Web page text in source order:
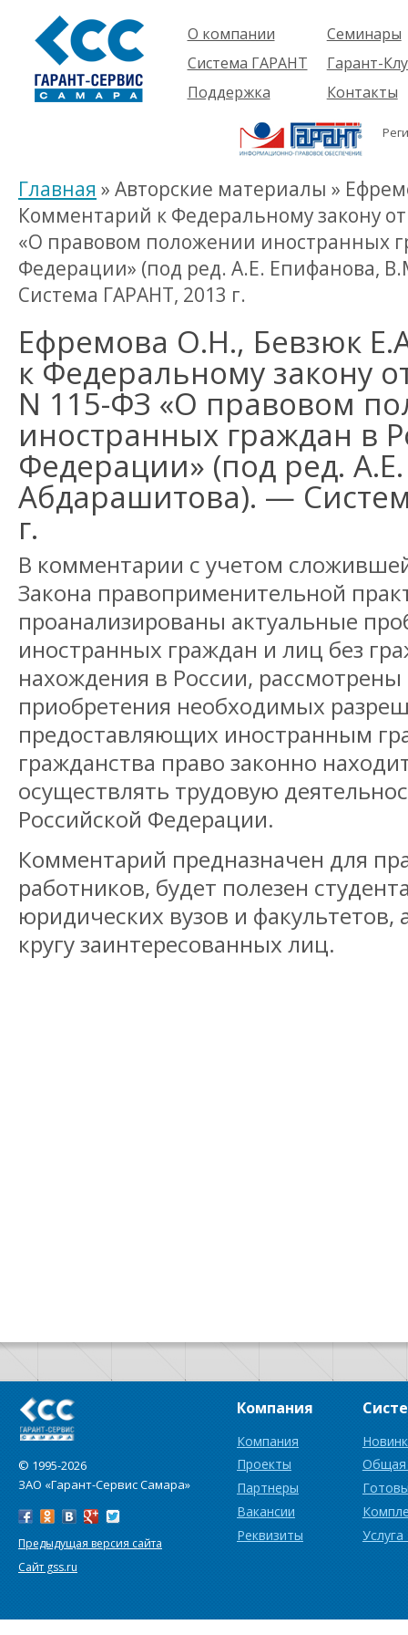
О компании
Компания
Проекты
Партнеры
Вакансии
Реквизиты
Система ГАРАНТ
О системе
решения
Комплекты
История
Поддержка
Пользователям
Будущим
пользователям
Семинары
Об услуге
семинары
Гарант-
Контакты
Главная » Авторские материалы »
Комментарий к Федеральному закону
«О правовом положении иностранных
Федерации» (под ред. А.Е. Епифанова,
Система ГАРАНТ, 2013 г.
Ефремова О.Н., Бевзюк
к Федеральному закону
N 115-ФЗ «О правовом
иностранных граждан в
Федерации» (под ред.
Абдарашитова). —
г.
В комментарии с учетом
Закона правоприменительной
проанализированы актуальные
иностранных граждан и лиц без
нахождения в России,
приобретения необходимых
предоставляющих иностранным
гражданства право законно
осуществлять трудовую
Российской Федерации.
Комментарий предназначен для
работников, будет полезен
юридических вузов и
кругу заинтересованных лиц.
© 1995-2026
ЗАО «Гарант-Сервис Самара»
Предыдущая версия сайта
Сайт gss.ru
Компания
Компания
Проекты
Партнеры
Вакансии
Реквизиты
Общая